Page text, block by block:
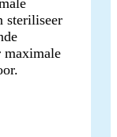
steriliseer
maximale